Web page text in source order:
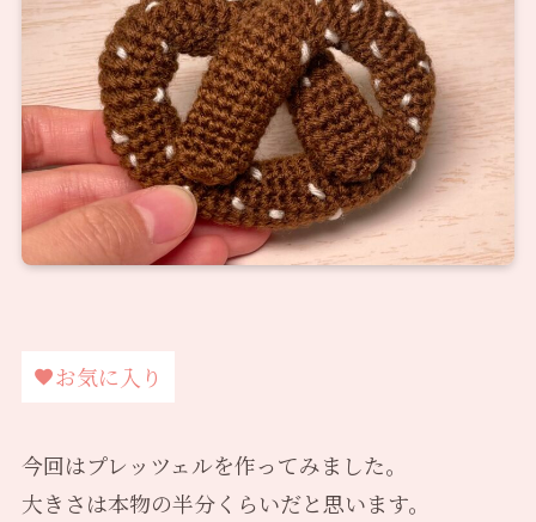
お気に入り
今回はプレッツェルを作ってみました。
大きさは本物の半分くらいだと思います。